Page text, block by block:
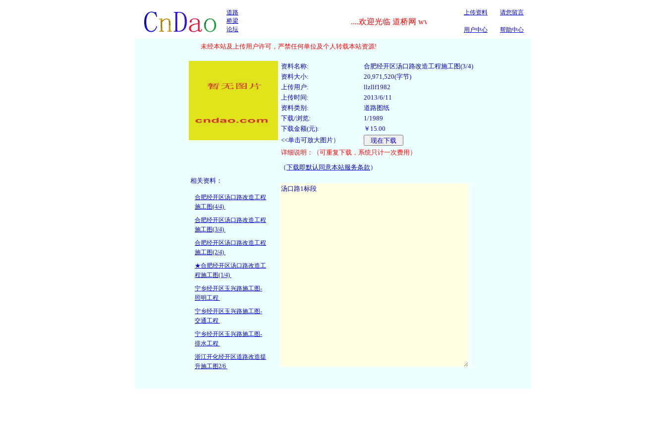
道路
桥梁
论坛
....欢迎光临 道桥网 www.cndao.com 道路 桥梁cndao.com....
上传资料 请您留言
用户中心 帮助中心
未经本站及上传用户许可，严禁任何单位及个人转载本站资源!
资料名称:
合肥经开区汤口路改造工程施工图(3/4)
资料大小:
20,971,520(字节)
上传用户:
llzllf1982
上传时间:
2013/6/11
资料类别:
道路图纸
下载/浏览:
1/1989
下载金额(元):
￥15.00
<<单击可放大图片）
详细说明：（可重复下载，系统只计一次费用）
（下载即默认同意本站服务条款 ）
相关资料：
合肥经开区汤口路改造工程
施工图(4/4)
合肥经开区汤口路改造工程
施工图(3/4)
合肥经开区汤口路改造工程
施工图(2/4)
★合肥经开区汤口路改造工
程施工图(1/4)
宁乡经开区玉兴路施工图-
照明工程
宁乡经开区玉兴路施工图-
交通工程
宁乡经开区玉兴路施工图-
排水工程
浙江开化经开区道路改造提
升施工图2/6